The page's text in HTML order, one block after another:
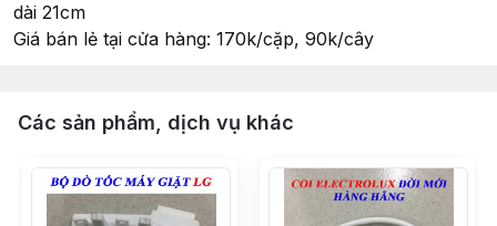
dài 21cm
Giá bán lẻ tại cửa hàng: 170k/cặp, 90k/cây
Các sản phẩm, dịch vụ khác